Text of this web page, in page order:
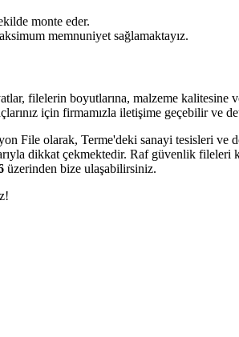
monte eder.
memnuniyet sağlamaktayız.
filelerin boyutlarına, malzeme
için firmamızla iletişime geçebilir ve
File olarak, Terme'deki sanayi tesisleri
dikkat çekmektedir. Raf güvenlik
üzerinden bize ulaşabilirsiniz.